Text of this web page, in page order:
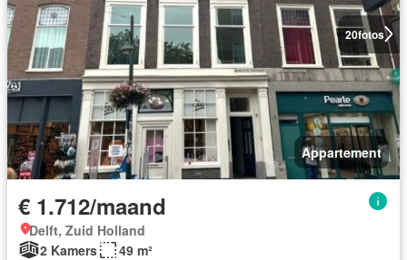
20fotos
Appartement
€ 1.712/maand
Delft, Zuid Holland
2 Kamers
49 m²